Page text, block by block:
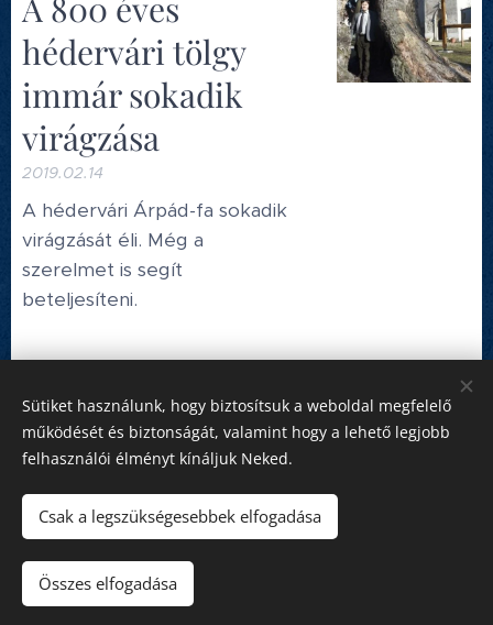
A 800 éves
hédervári tölgy
immár sokadik
virágzása
2019.02.14
A hédervári Árpád-fa sokadik
virágzását éli. Még a
szerelmet is segít
beteljesíteni.
Honlap tulajdonos:Hédervár Község Önkormányzata
Adatvédelmi tájékoztató
Készítő:Mészáros Bott Boglárka
Domain:SZIGETKÖZ.NET Kft.
Sütiket használunk, hogy biztosítsuk a weboldal megfelelő
működését és biztonságát, valamint hogy a lehető legjobb
felhasználói élményt kínáljuk Neked.
Csak a legszükségesebbek elfogadása
Összes elfogadása